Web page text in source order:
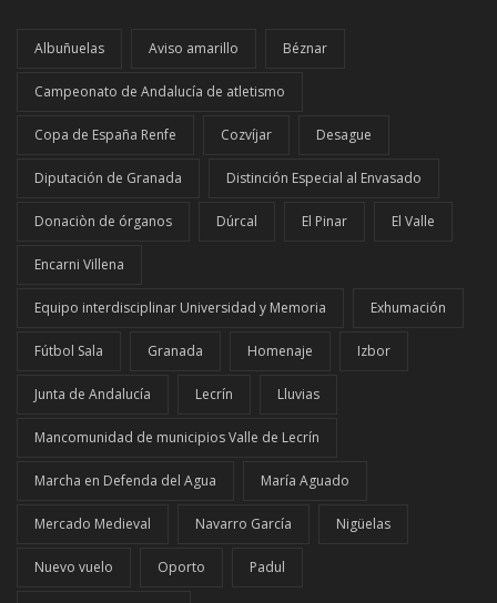
Albuñuelas Aviso amarillo Béznar
Campeonato de Andalucía de atletismo
Copa de España Renfe Cozvíjar Desague
Diputación de Granada Distinción Especial al Envasado
Donaciòn de órganos Dúrcal El Pinar El Valle
Encarni Villena
Equipo interdisciplinar Universidad y Memoria Exhumación
Fútbol Sala Granada Homenaje Izbor
Junta de Andalucía Lecrín Lluvias
Mancomunidad de municipios Valle de Lecrín
Marcha en Defenda del Agua María Aguado
Mercado Medieval Navarro García Nigüelas
Nuevo vuelo Oporto Padul